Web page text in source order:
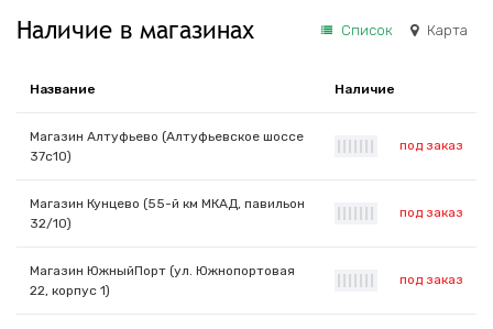
Наличие в магазинах Список Карта
Название Наличие
Магазин Алтуфьево (Алтуфьевское шоссе
37с10)
под заказ
Магазин Кунцево (55-й км МКАД, павильон
32/10)
под заказ
Магазин ЮжныйПорт (ул. Южнопортовая
22, корпус 1)
под заказ